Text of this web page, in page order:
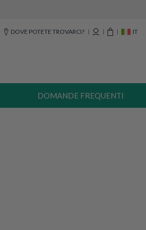
DOVE POTETE TROVARCI? IT
DOMANDE FREQUENTI